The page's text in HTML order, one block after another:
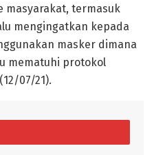
masyarakat, termasuk
mengingatkan kepada
masker dimana
mematuhi protokol
07/21).